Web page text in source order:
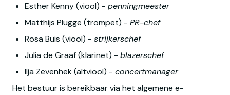
Esther Kenny (viool) - penningmeester
Matthijs Plugge (trompet) - PR-chef
Rosa Buis (viool) - strijkerschef
Julia de Graaf (klarinet) - blazerschef
Ilja Zevenhek (altviool) - concertmanager
Het bestuur is bereikbaar via het algemene e-